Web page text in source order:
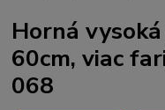
Horná
60cm, viac
068